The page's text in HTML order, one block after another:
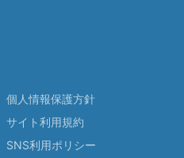
個人情報保護方針
サイト利用規約
SNS利用ポリシー